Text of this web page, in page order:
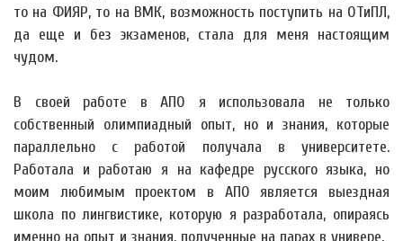
то на ФИЯР, то на ВМК, возможность поступить на ОТиПЛ,
да еще и без экзаменов, стала для меня настоящим
чудом.
В своей работе в АПО я использовала не только
собственный олимпиадный опыт, но и знания, которые
параллельно с работой получала в университете.
Работала и работаю я на кафедре русского языка, но
моим любимым проектом в АПО является выездная
школа по лингвистике, которую я разработала, опираясь
именно на опыт и знания, полученные на парах в универе.